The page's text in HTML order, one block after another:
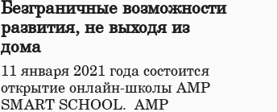
Безграничные возможности
развития, не выходя из
дома
11 января 2021 года состоится
открытие онлайн-школы АМР
SMART SCHOOL. АМР